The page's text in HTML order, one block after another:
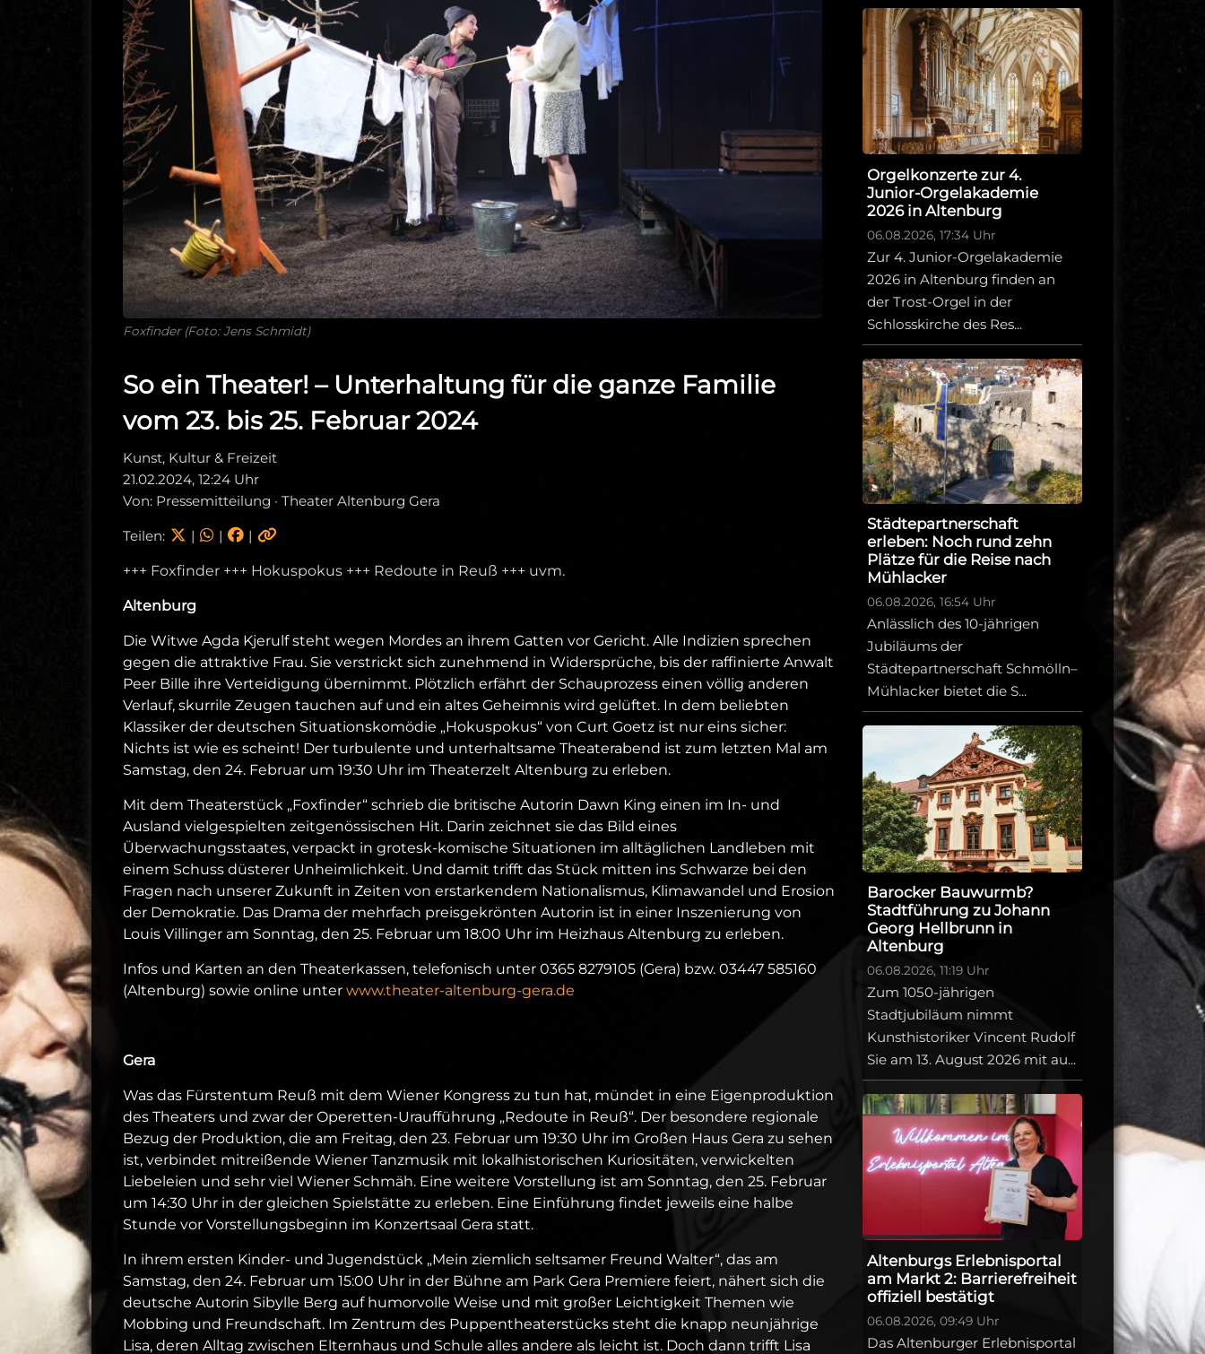
Foxfinder (Foto: Jens Schmidt)
So ein Theater! – Unterhaltung für die ganze Familie
vom 23. bis 25. Februar 2024
Kunst, Kultur & Freizeit
21.02.2024, 12:24 Uhr
Von: Pressemitteilung · Theater Altenburg Gera
Teilen: | | |
+++ Foxfinder +++ Hokuspokus +++ Redoute in Reuß +++ uvm.
Altenburg
Die Witwe Agda Kjerulf steht wegen Mordes an ihrem Gatten vor Gericht. Alle Indizien sprechen
gegen die attraktive Frau. Sie verstrickt sich zunehmend in Widersprüche, bis der raffinierte Anwalt
Peer Bille ihre Verteidigung übernimmt. Plötzlich erfährt der Schauprozess einen völlig anderen
Verlauf, skurrile Zeugen tauchen auf und ein altes Geheimnis wird gelüftet. In dem beliebten
Klassiker der deutschen Situationskomödie „Hokuspokus“ von Curt Goetz ist nur eins sicher:
Nichts ist wie es scheint! Der turbulente und unterhaltsame Theaterabend ist zum letzten Mal am
Samstag, den 24. Februar um 19:30 Uhr im Theaterzelt Altenburg zu erleben.
Mit dem Theaterstück „Foxfinder“ schrieb die britische Autorin Dawn King einen im In- und
Ausland vielgespielten zeitgenössischen Hit. Darin zeichnet sie das Bild eines
Überwachungsstaates, verpackt in grotesk-komische Situationen im alltäglichen Landleben mit
einem Schuss düsterer Unheimlichkeit. Und damit trifft das Stück mitten ins Schwarze bei den
Fragen nach unserer Zukunft in Zeiten von erstarkendem Nationalismus, Klimawandel und Erosion
der Demokratie. Das Drama der mehrfach preisgekrönten Autorin ist in einer Inszenierung von
Louis Villinger am Sonntag, den 25. Februar um 18:00 Uhr im Heizhaus Altenburg zu erleben.
Infos und Karten an den Theaterkassen, telefonisch unter 0365 8279105 (Gera) bzw. 03447 585160
(Altenburg) sowie online unter www.theater-altenburg-gera.de
Gera
Was das Fürstentum Reuß mit dem Wiener Kongress zu tun hat, mündet in eine Eigenproduktion
des Theaters und zwar der Operetten-Uraufführung „Redoute in Reuß“. Der besondere regionale
Bezug der Produktion, die am Freitag, den 23. Februar um 19:30 Uhr im Großen Haus Gera zu sehen
ist, verbindet mitreißende Wiener Tanzmusik mit lokalhistorischen Kuriositäten, verwickelten
Liebeleien und sehr viel Wiener Schmäh. Eine weitere Vorstellung ist am Sonntag, den 25. Februar
um 14:30 Uhr in der gleichen Spielstätte zu erleben. Eine Einführung findet jeweils eine halbe
Stunde vor Vorstellungsbeginn im Konzertsaal Gera statt.
In ihrem ersten Kinder- und Jugendstück „Mein ziemlich seltsamer Freund Walter“, das am
Samstag, den 24. Februar um 15:00 Uhr in der Bühne am Park Gera Premiere feiert, nähert sich die
deutsche Autorin Sibylle Berg auf humorvolle Weise und mit großer Leichtigkeit Themen wie
Mobbing und Freundschaft. Im Zentrum des Puppentheaterstücks steht die knapp neunjährige
Lisa, deren Alltag zwischen Elternhaus und Schule alles andere als leicht ist. Doch dann trifft Lisa
Orgelkonzerte zur 4.
Junior-Orgelakademie
2026 in Altenburg
06.08.2026, 17:34 Uhr
Zur 4. Junior-Orgelakademie
2026 in Altenburg finden an
der Trost-Orgel in der
Schlosskirche des Res...
Städtepartnerschaft
erleben: Noch rund zehn
Plätze für die Reise nach
Mühlacker
06.08.2026, 16:54 Uhr
Anlässlich des 10-jährigen
Jubiläums der
Städtepartnerschaft Schmölln–
Mühlacker bietet die S...
Barocker Bauwurmb?
Stadtführung zu Johann
Georg Hellbrunn in
Altenburg
06.08.2026, 11:19 Uhr
Zum 1050-jährigen
Stadtjubiläum nimmt
Kunsthistoriker Vincent Rudolf
Sie am 13. August 2026 mit au...
Altenburgs Erlebnisportal
am Markt 2: Barrierefreiheit
offiziell bestätigt
06.08.2026, 09:49 Uhr
Das Altenburger Erlebnisportal